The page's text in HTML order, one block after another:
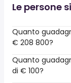
Le persone
Quanto
€ 208 800?
Quanto
di € 100?